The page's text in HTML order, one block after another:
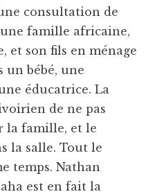
consultation de
famille africaine,
et son fils en ménage
un bébé, une
éducatrice. La
de ne pas
la famille, et le
la salle. Tout le
temps. Nathan
est en fait la